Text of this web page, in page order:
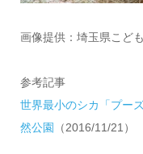
画像提供：埼玉県こど
参考記事
世界最小のシカ「プー
然公園
（2016/11/21）